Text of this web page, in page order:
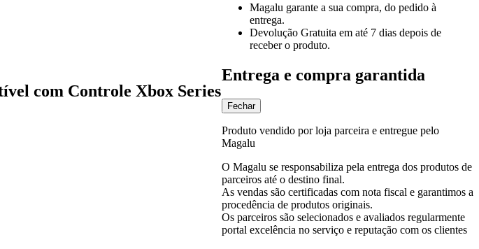
com Controle Xbox Series
Magalu garante a sua compra, do pedido à
entrega.
Devolução Gratuita em até 7 dias depois de
receber o produto.
Entrega e compra garantida
Fechar
Produto vendido por loja parceira e entregue pelo
Magalu
O Magalu se responsabiliza pela entrega dos produtos de
parceiros até o destino final.
As vendas são certificadas com nota fiscal e garantimos a
procedência de produtos originais.
Os parceiros são selecionados e avaliados regularmente
portal excelência no serviço e reputação com os clientes